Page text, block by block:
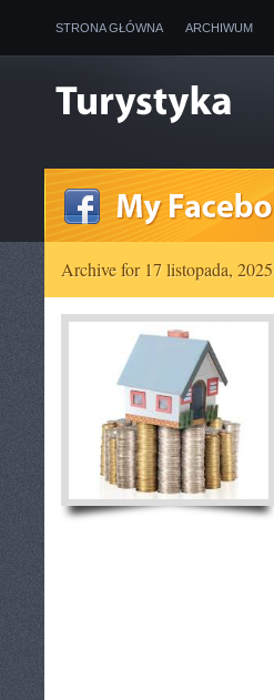
STRONA GŁÓWNA ARCHIWUM
Archive for 17 listopada, 2025